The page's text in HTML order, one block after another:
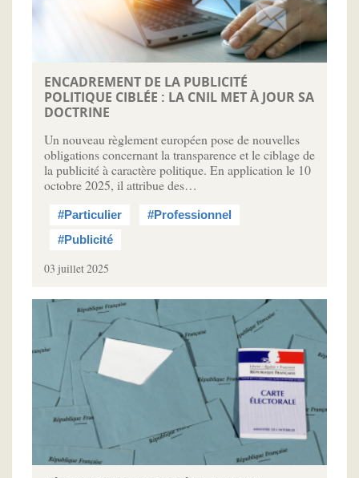
ENCADREMENT DE LA PUBLICITÉ
POLITIQUE CIBLÉE : LA CNIL MET À JOUR SA
DOCTRINE
Un nouveau règlement européen pose de nouvelles
obligations concernant la transparence et le ciblage de
la publicité à caractère politique. En application le 10
octobre 2025, il attribue des…
#Particulier
#Professionnel
#Publicité
03 juillet 2025